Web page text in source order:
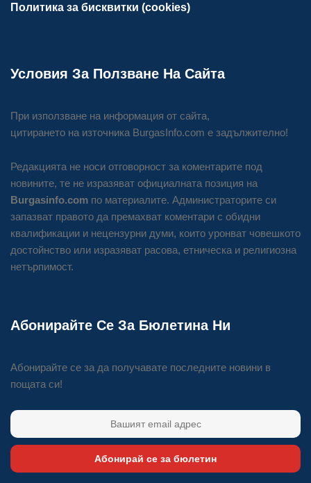
Политика за бисквитки (cookies)
Условия За Ползване На Сайта
При използване на информация от сайта,
цитирането на източника BurgasInfo.com е задължително!
Редакцията не носи отговорност за коментарите под
новините, те не изразяват официалната позиция на
Burgasinfo.com по материалите. Администраторите си
запазват правото да премахват коментари с обидни
квалификации и нецензурни думи, които уронват човешкото
достойнство или изразяват расова, етническа и религиозна
нетърпимост.
Абонирайте Се За Бюлетина Ни
Абонирайте се за да получавате последните новини в
пощата си!
Абонирай се за бюлетин